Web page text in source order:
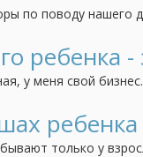
по поводу нашего
этого и мне его
на улицу? Или
ребенка
у меня свой
начала со
очень
ребенка
только у